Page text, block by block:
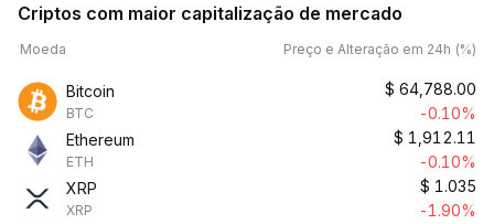
Criptos com maior capitalização de mercado
Moeda Preço e Alteração em 24h (%)
Bitcoin
BTC
$ 64,788.00
-0.10%
Ethereum
ETH
$ 1,912.11
-0.10%
XRP
XRP
$ 1.035
-1.90%